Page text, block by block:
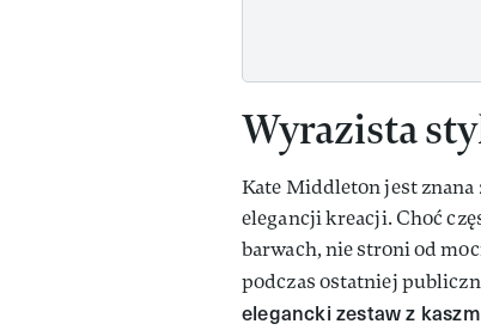
Wyrazista
Kate Middleton jest znana
elegancji kreacji. Choć
barwach, nie stroni od
podczas ostatniej
elegancki zestaw z